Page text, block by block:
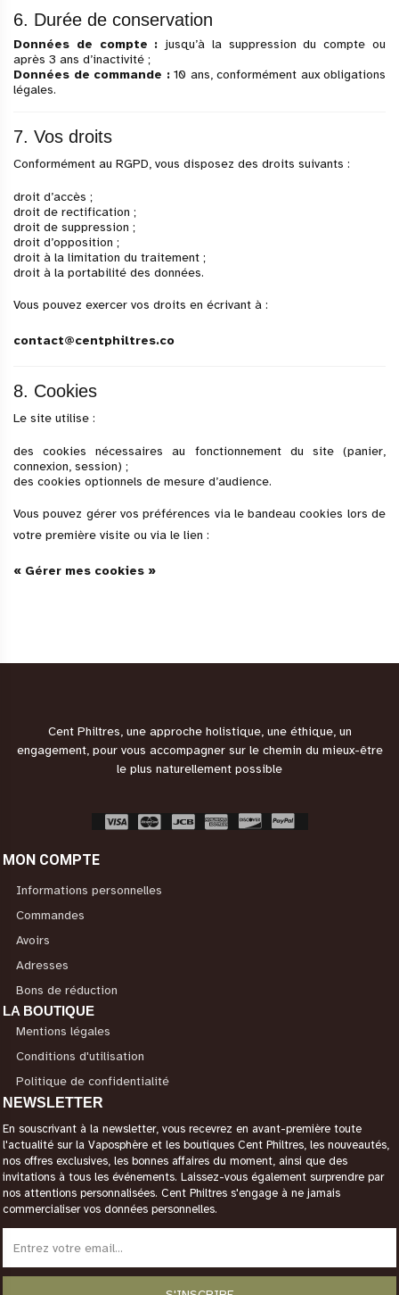
6. Durée de conservation
Données de compte : jusqu’à la suppression du compte ou
après 3 ans d’inactivité ;
Données de commande :10 ans, conformément aux obligations
légales.
7. Vos droits
Conformément au RGPD, vous disposez des droits suivants :
droit d’accès ;
droit de rectification ;
droit de suppression ;
droit d’opposition ;
droit à la limitation du traitement ;
droit à la portabilité des données.
Vous pouvez exercer vos droits en écrivant à :
contact@centphiltres.co
8. Cookies
Le site utilise :
des cookies nécessaires au fonctionnement du site (panier,
connexion, session) ;
des cookies optionnels de mesure d’audience.
Vous pouvez gérer vos préférences via le bandeau cookies lors de
votre première visite ou via le lien :
« Gérer mes cookies »
Cent Philtres, une approche holistique, une éthique, un
engagement, pour vous accompagner sur le chemin du mieux-être
le plus naturellement possible
MON COMPTE
Informations personnelles
Commandes
Avoirs
Adresses
Bons de réduction
LA BOUTIQUE
Mentions légales
Conditions d'utilisation
Politique de confidentialité
NEWSLETTER
En souscrivant à la newsletter, vous recevrez en avant-première toute
l'actualité sur la Vaposphère et les boutiques Cent Philtres, les nouveautés,
nos offres exclusives, les bonnes affaires du moment, ainsi que des
invitations à tous les événements. Laissez-vous également surprendre par
nos attentions personnalisées. Cent Philtres s'engage à ne jamais
commercialiser vos données personnelles.